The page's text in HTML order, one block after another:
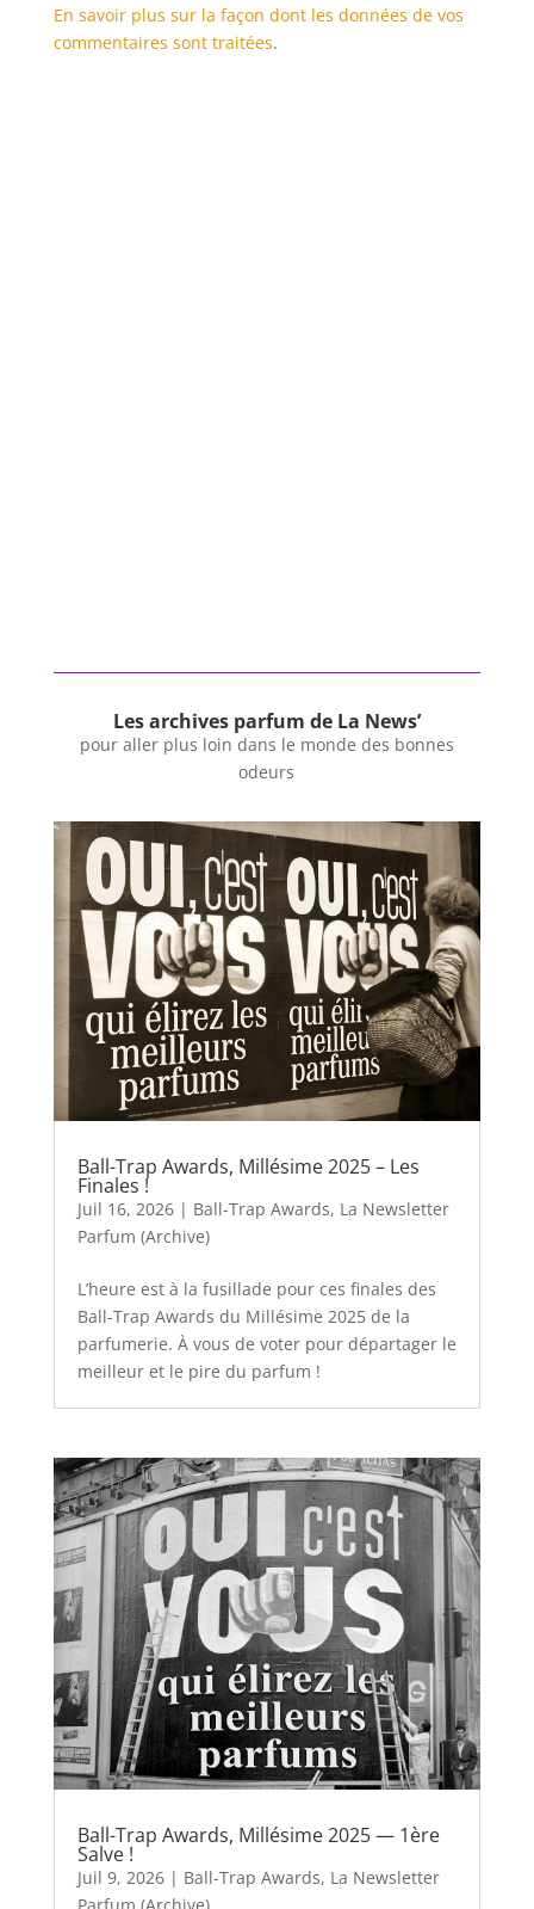
En savoir plus sur la façon dont les données de vos
commentaires sont traitées.
Les archives parfum de La News’
pour aller plus loin dans le monde des bonnes
odeurs
Ball-Trap Awards, Millésime 2025 – Les
Finales !
Juil 16, 2026| Ball-Trap Awards, La Newsletter
Parfum (Archive)
L’heure est à la fusillade pour ces finales des
Ball-Trap Awards du Millésime 2025 de la
parfumerie. À vous de voter pour départager le
meilleur et le pire du parfum !
Ball-Trap Awards, Millésime 2025 — 1ère
Salve !
Juil 9, 2026| Ball-Trap Awards, La Newsletter